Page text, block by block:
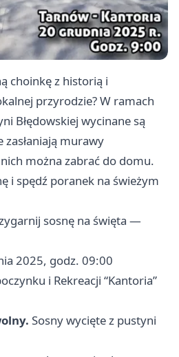
choinkę z historią i
przyrodzie? W ramach
Błędowskiej wycinane są
murawy
można zabrać do domu.
i spędź poranek na świeżym
sosnę na święta —
2025, godz. 09:00
i Rekreacji “Kantoria”
Sosny wycięte z pustyni